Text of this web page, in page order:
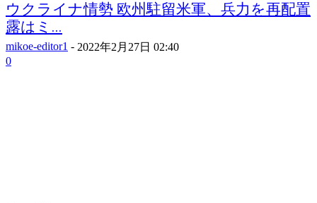
ウクライナ情勢 欧州駐留米軍、兵力を再配置
露はミ...
mikoe-editor1 - 2022年2月27日 02:40
0